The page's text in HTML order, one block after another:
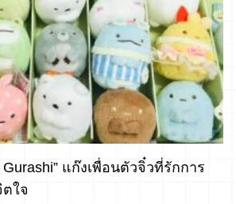
แก๊งเพื่อนตัวจิ๋วที่รักการ
ใจ